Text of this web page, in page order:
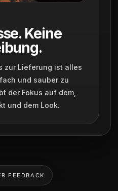
Keine
zur Lieferung ist alles
und sauber zu
der Fokus auf dem,
und dem Look.
FEEDBACK